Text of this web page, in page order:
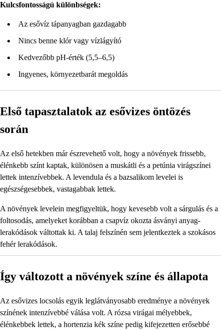
Kulcsfontosságú különbségek:
Az esővíz tápanyagban gazdagabb
Nincs benne klór vagy vízlágyító
Kedvezőbb pH-érték (5,5–6,5)
Ingyenes, környezetbarát megoldás
Első tapasztalatok az esővizes öntözés
során
Az első hetekben már észrevehető volt, hogy a növények frissebb,
élénkebb színt kaptak, különösen a muskátli és a petúnia virágszínei
lettek intenzívebbek. A levendula és a bazsalikom levelei is
egészségesebbek, vastagabbak lettek.
A növények levelein megfigyeltük, hogy kevesebb volt a sárgulás és a
foltosodás, amelyeket korábban a csapvíz okozta ásványi anyag-
lerakódások váltottak ki. A talaj felszínén sem jelentkeztek a szokásos
fehér lerakódások.
Így változott a növények színe és állapota
Az esővizes locsolás egyik leglátványosabb eredménye a növények
színének intenzívebbé válása volt. A rózsa virágai mélyebbek,
élénkebbek lettek, a hortenzia kék színe pedig kifejezetten erősebbé